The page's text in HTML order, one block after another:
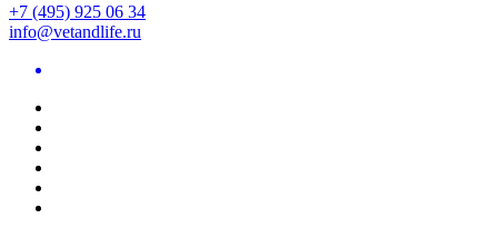
+7 (495) 925 06 34
info@vetandlife.ru